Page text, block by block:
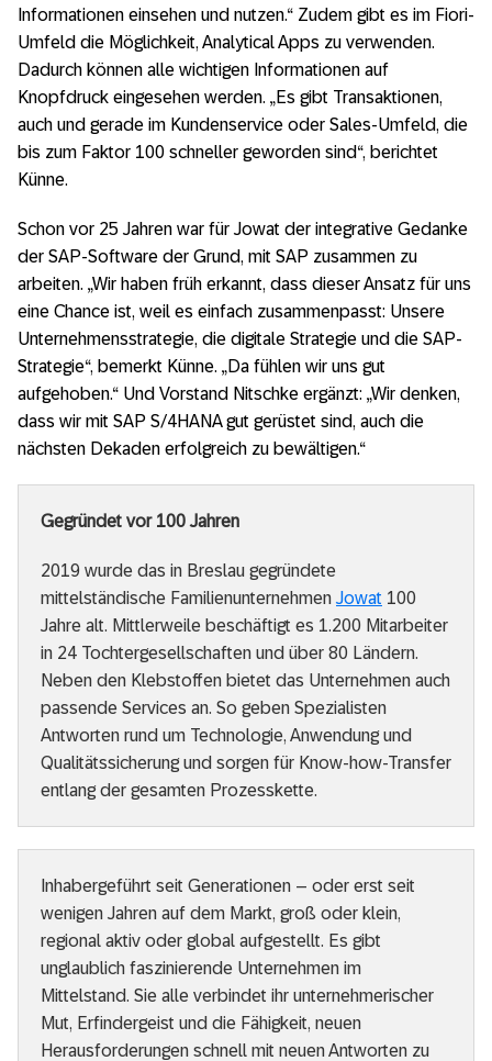
Informationen einsehen und nutzen.“ Zudem gibt es im Fiori-
Umfeld die Möglichkeit, Analytical Apps zu verwenden.
Dadurch können alle wichtigen Informationen auf
Knopfdruck eingesehen werden. „Es gibt Transaktionen,
auch und gerade im Kundenservice oder Sales-Umfeld, die
bis zum Faktor 100 schneller geworden sind“, berichtet
Künne.
Schon vor 25 Jahren war für Jowat der integrative Gedanke
der SAP-Software der Grund, mit SAP zusammen zu
arbeiten. „Wir haben früh erkannt, dass dieser Ansatz für uns
eine Chance ist, weil es einfach zusammenpasst: Unsere
Unternehmensstrategie, die digitale Strategie und die SAP-
Strategie“, bemerkt Künne. „Da fühlen wir uns gut
aufgehoben.“ Und Vorstand Nitschke ergänzt: „Wir denken,
dass wir mit SAP S/4HANA gut gerüstet sind, auch die
nächsten Dekaden erfolgreich zu bewältigen.“
Gegründet vor 100 Jahren
2019 wurde das in Breslau gegründete
mittelständische Familienunternehmen Jowat 100
Jahre alt. Mittlerweile beschäftigt es 1.200 Mitarbeiter
in 24 Tochtergesellschaften und über 80 Ländern.
Neben den Klebstoffen bietet das Unternehmen auch
passende Services an. So geben Spezialisten
Antworten rund um Technologie, Anwendung und
Qualitätssicherung und sorgen für Know-how-Transfer
entlang der gesamten Prozesskette.
Inhabergeführt seit Generationen – oder erst seit
wenigen Jahren auf dem Markt, groß oder klein,
regional aktiv oder global aufgestellt. Es gibt
unglaublich faszinierende Unternehmen im
Mittelstand. Sie alle verbindet ihr unternehmerischer
Mut, Erfindergeist und die Fähigkeit, neuen
Herausforderungen schnell mit neuen Antworten zu